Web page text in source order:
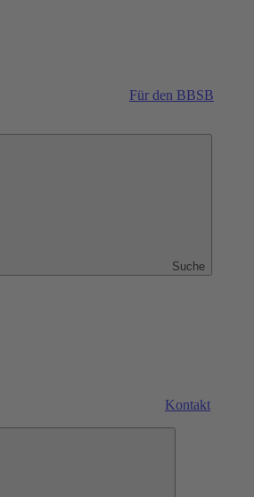
Für den BBSB
Suche
Kontakt